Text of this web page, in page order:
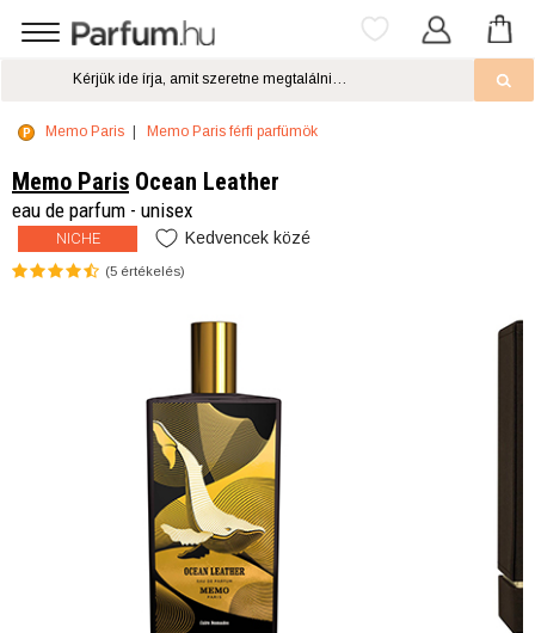
Memo Paris Memo Paris férfi parfümök
Memo Paris Ocean Leather
eau de parfum - unisex
NICHE Kedvencek közé
(5 értékelés)